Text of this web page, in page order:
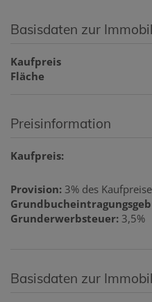
Basisdaten zur
Kaufpreis
Fläche
Preisinformation
Kaufpreis:
Provision: 3% des
Grunderwerbsteuer: 3,5%
Basisdaten zur